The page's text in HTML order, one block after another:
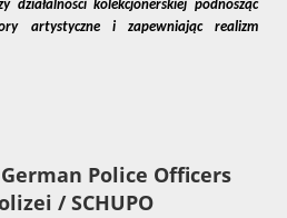
działalności kolekcjonerskiej podnosząc
artystyczne i zapewniając realizm
Police Officers
/ SCHUPO